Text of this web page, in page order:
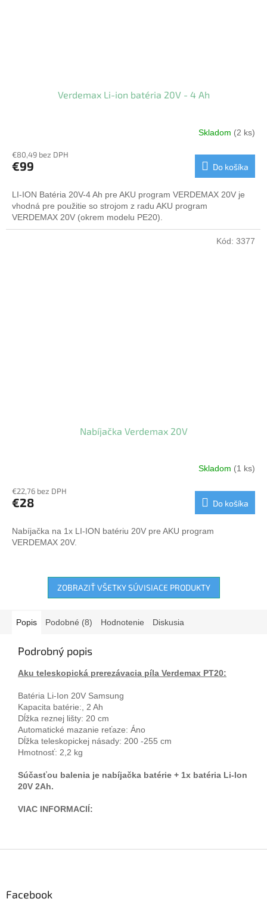
Verdemax Li-ion batéria 20V - 4 Ah
Skladom (2 ks)
€80,49 bez DPH
€99 Do košíka
LI-ION Batéria 20V-4 Ah pre AKU program VERDEMAX 20V je
vhodná pre použitie so strojom z radu AKU program
VERDEMAX 20V (okrem modelu PE20).
Nabíjačka Verdemax 20V
Skladom (1 ks)
€22,76 bez DPH
€28 Do košíka
Nabíjačka na 1x LI-ION batériu 20V pre AKU program
VERDEMAX 20V.
Kód: 3377
ZOBRAZIŤ VŠETKY SÚVISIACE PRODUKTY
Popis Podobné (8) Hodnotenie Diskusia
Podrobný popis
Aku teleskopická prerezávacia píla Verdemax PT20:
Batéria Li-Ion 20V Samsung
Kapacita batérie:, 2 Ah
Dĺžka reznej lišty: 20 cm
Automatické mazanie reťaze: Áno
Dĺžka teleskopickej násady: 200 -255 cm
Hmotnosť: 2,2 kg
Súčasťou balenia je nabíjačka batérie + 1x batéria Li-lon
20V 2Ah.
VIAC INFORMACIÍ:
Facebook